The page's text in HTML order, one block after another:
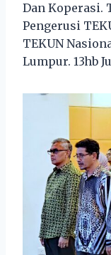
Dan Koperasi.
Pengerusi
TEKUN
Lumpur. 13hb